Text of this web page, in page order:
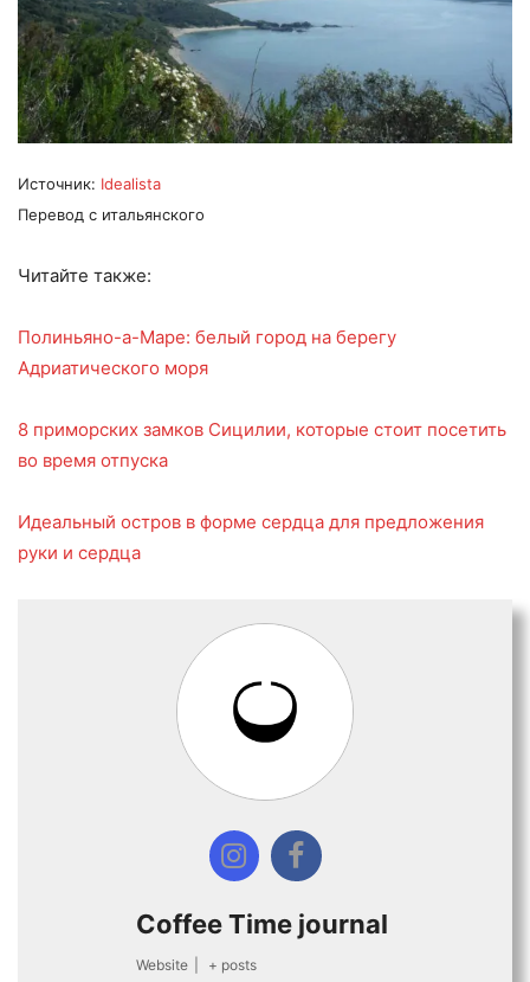
Источник: Idealista
Перевод с итальянского
Читайте также:
Полиньяно-а-Маре: белый город на берегу
Адриатического моря
8 приморских замков Сицилии, которые стоит посетить
во время отпуска
Идеальный остров в форме сердца для предложения
руки и сердца
Coffee Time journal
Website + posts